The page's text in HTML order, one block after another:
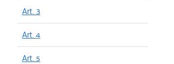
Art. 3
Art. 4
Art. 5